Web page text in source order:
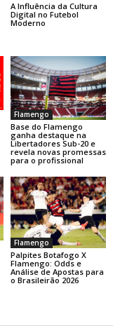
A Influência da Cultura
Digital no Futebol
Moderno
Flamengo
Base do Flamengo
ganha destaque na
Libertadores Sub-20 e
revela novas promessas
para o profissional
Flamengo
Palpites Botafogo X
Flamengo: Odds e
Análise de Apostas para
o Brasileirão 2026